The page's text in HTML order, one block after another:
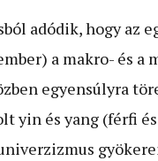
adódik, hogy az
a makro- és a
egyensúlyra
yin és yang (férfi